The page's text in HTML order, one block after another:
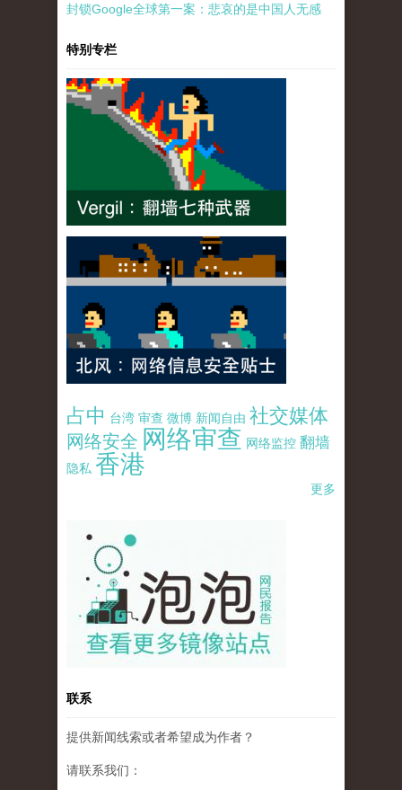
封锁Google全球第一案：悲哀的是中国人无感
特别专栏
占中 台湾 审查 微博 新闻自由 社交媒体
网络安全 网络审查 网络监控 翻墙
隐私 香港
更多
pao-pao-banner-mirror-site-120814.jpg
联系
提供新闻线索或者希望成为作者？
请联系我们：